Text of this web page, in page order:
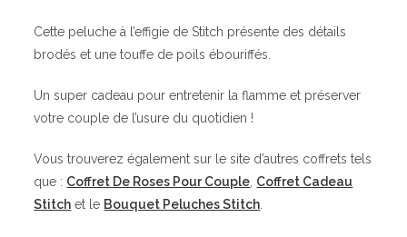
Cette peluche à l’effigie de Stitch présente des détails
brodés et une touffe de poils ébouriffés.
Un super cadeau pour entretenir la flamme et préserver
votre couple de l’usure du quotidien !
Vous trouverez également sur le site d’autres coffrets tels
que : Coffret De Roses Pour Couple, Coffret Cadeau
Stitch et le Bouquet Peluches Stitch.